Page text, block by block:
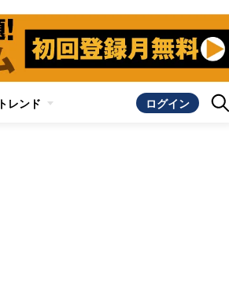
トレンド ログイン